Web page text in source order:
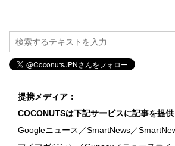
提携メディア：
COCONUTSは下記サービスに記事を提供
Googleニュース／SmartNews／